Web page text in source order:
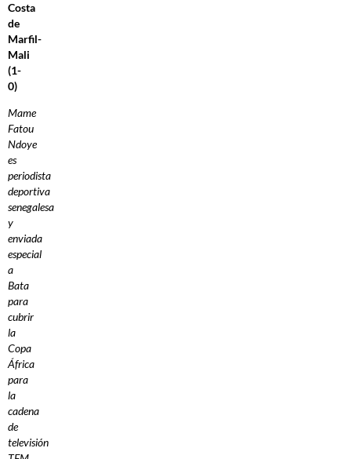
Costa
de
Marfil-
Mali
(1-
0)
Mame
Fatou
Ndoye
es
periodista
deportiva
senegalesa
y
enviada
especial
a
Bata
para
cubrir
la
Copa
África
para
la
cadena
de
televisión